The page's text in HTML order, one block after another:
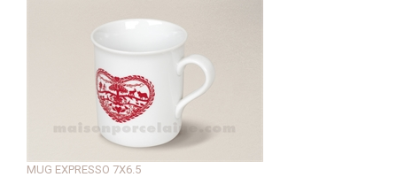
MUG EXPRESSO 7X6.5